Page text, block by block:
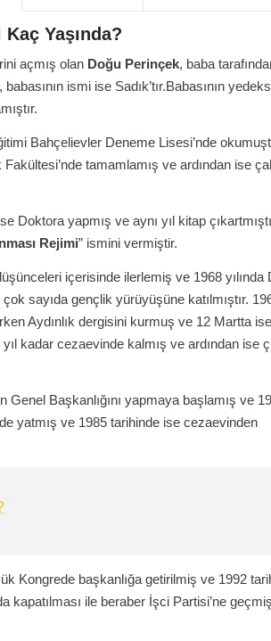
Yaşında?
açmış olan Doğu Perinçek, baba
ismi ise Sadık’tır.Babasının
Bahçelievler Deneme Lisesi’nde
tamamlamış ve ardından ise
Doktora yapmış ve aynı yıl kitap
Rejimi” ismini vermiştir.
içerisinde ilerlemiş ve 1968 yılında
sayıda gençlik yürüyüşüne katılmıştır.
Aydınlık dergisini kurmuş ve 12 Martta
kadar cezaevinde kalmış ve ardından ise
Başkanlığını yapmaya başlamış ve
yatmış ve 1985 tarihinde ise cezaevinden
Kongrede başkanlığa getirilmiş ve 1992
kapatılması ile beraber İşci Partisi’ne